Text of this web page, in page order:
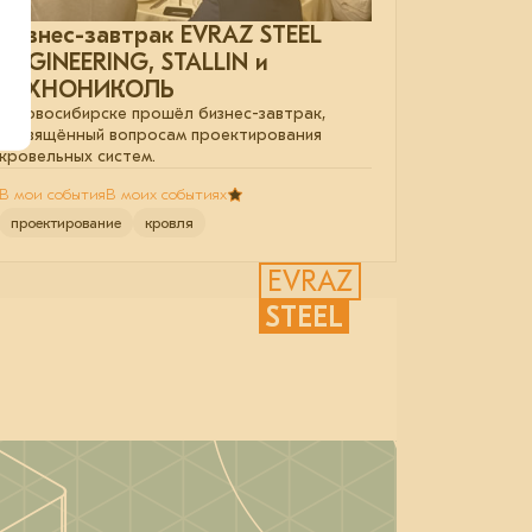
Бизнес-завтрак EVRAZ STEEL
ENGINEERING, STALLIN и
ТЕХНОНИКОЛЬ
В Новосибирске прошёл бизнес-завтрак,
посвящённый вопросам проектирования
кровельных систем.
В мои событияВ моих событиях
проектирование
кровля
EVRAZ
STEEL